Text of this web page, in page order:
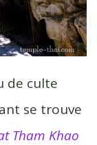
de culte
se trouve
Tham Khao